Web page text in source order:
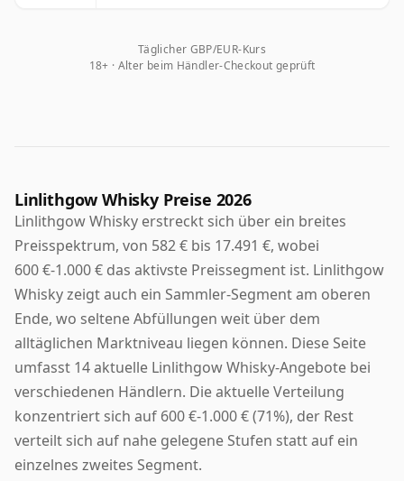
Täglicher GBP/EUR-Kurs
18+ · Alter beim Händler-Checkout geprüft
Linlithgow Whisky Preise 2026
Linlithgow Whisky erstreckt sich über ein breites
Preisspektrum, von 582 € bis 17.491 €, wobei
600 €-1.000 € das aktivste Preissegment ist. Linlithgow
Whisky zeigt auch ein Sammler-Segment am oberen
Ende, wo seltene Abfüllungen weit über dem
alltäglichen Marktniveau liegen können. Diese Seite
umfasst 14 aktuelle Linlithgow Whisky-Angebote bei
verschiedenen Händlern. Die aktuelle Verteilung
konzentriert sich auf 600 €-1.000 € (71%), der Rest
verteilt sich auf nahe gelegene Stufen statt auf ein
einzelnes zweites Segment.